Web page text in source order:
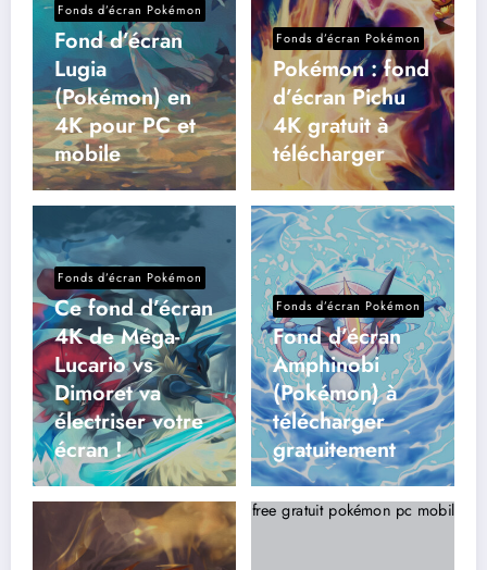
Fonds d’écran Pokémon
Fond d’écran
Lugia
(Pokémon) en
4K pour PC et
mobile
Fonds d’écran Pokémon
Pokémon : fond
d’écran Pichu
4K gratuit à
télécharger
Fonds d’écran Pokémon
Ce fond d’écran
4K de Méga-
Lucario vs
Dimoret va
électriser votre
écran !
Fonds d’écran Pokémon
Fond d’écran
Amphinobi
(Pokémon) à
télécharger
gratuitement